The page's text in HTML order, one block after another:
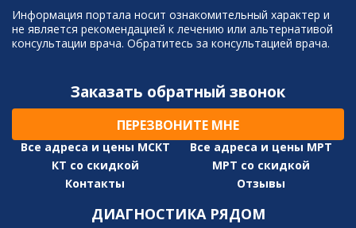
Информация портала носит ознакомительный характер и
не является рекомендацией к лечению или альтернативой
консультации врача. Обратитесь за консультацией врача.
Заказать обратный звонок
ПЕРЕЗВОНИТЕ МНЕ
Все адреса и цены МСКТ
Все адреса и цены МРТ
КТ со скидкой
МРТ со скидкой
Контакты
Отзывы
ДИАГНОСТИКА РЯДОМ